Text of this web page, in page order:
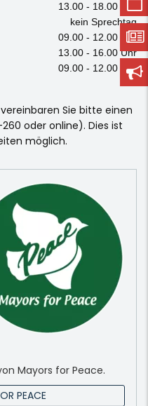
13.00 - 18.00 Uhr
kein Sprechtag
09.00 - 12.00 Uhr
13.00 - 16.00 Uhr
09.00 - 12.00 Uhr
Sie bitte einen
oder online). Dies ist
möglich.
Mayors for Peace.
PEACE